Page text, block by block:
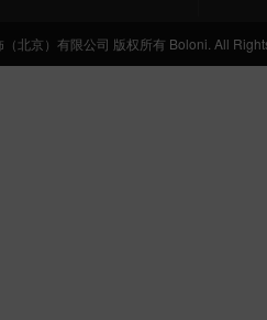
北京）有限公司 版权所有 Boloni. All